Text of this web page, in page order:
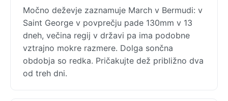
Močno deževje zaznamuje March v Bermudi: v
Saint George v povprečju pade 130mm v 13
dneh, večina regij v državi pa ima podobne
vztrajno mokre razmere. Dolga sončna
obdobja so redka. Pričakujte dež približno dva
od treh dni.